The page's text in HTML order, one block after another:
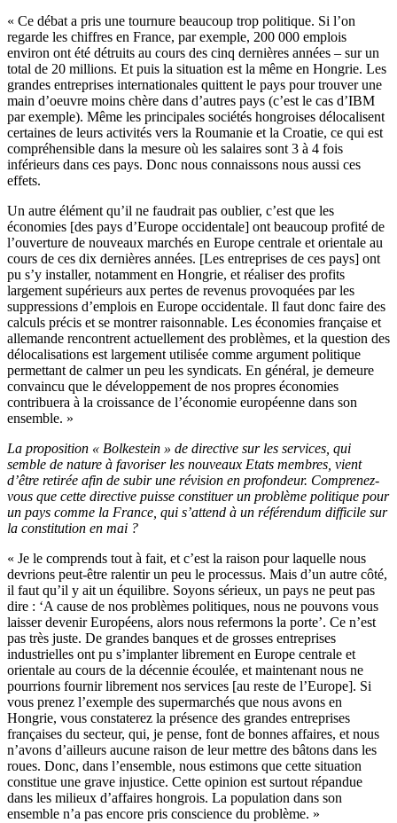
« Ce débat a pris une tournure beaucoup trop politique. Si l’on
regarde les chiffres en France, par exemple, 200 000 emplois
environ ont été détruits au cours des cinq dernières années – sur un
total de 20 millions. Et puis la situation est la même en Hongrie. Les
grandes entreprises internationales quittent le pays pour trouver une
main d’oeuvre moins chère dans d’autres pays (c’est le cas d’IBM
par exemple). Même les principales sociétés hongroises délocalisent
certaines de leurs activités vers la Roumanie et la Croatie, ce qui est
compréhensible dans la mesure où les salaires sont 3 à 4 fois
inférieurs dans ces pays. Donc nous connaissons nous aussi ces
effets.
Un autre élément qu’il ne faudrait pas oublier, c’est que les
économies [des pays d’Europe occidentale] ont beaucoup profité de
l’ouverture de nouveaux marchés en Europe centrale et orientale au
cours de ces dix dernières années. [Les entreprises de ces pays] ont
pu s’y installer, notamment en Hongrie, et réaliser des profits
largement supérieurs aux pertes de revenus provoquées par les
suppressions d’emplois en Europe occidentale. Il faut donc faire des
calculs précis et se montrer raisonnable. Les économies française et
allemande rencontrent actuellement des problèmes, et la question des
délocalisations est largement utilisée comme argument politique
permettant de calmer un peu les syndicats. En général, je demeure
convaincu que le développement de nos propres économies
contribuera à la croissance de l’économie européenne dans son
ensemble. »
La proposition « Bolkestein » de directive sur les services, qui
semble de nature à favoriser les nouveaux Etats membres, vient
d’être retirée afin de subir une révision en profondeur. Comprenez-
vous que cette directive puisse constituer un problème politique pour
un pays comme la France, qui s’attend à un référendum difficile sur
la constitution en mai ?
« Je le comprends tout à fait, et c’est la raison pour laquelle nous
devrions peut-être ralentir un peu le processus. Mais d’un autre côté,
il faut qu’il y ait un équilibre. Soyons sérieux, un pays ne peut pas
dire : ‘A cause de nos problèmes politiques, nous ne pouvons vous
laisser devenir Européens, alors nous refermons la porte’. Ce n’est
pas très juste. De grandes banques et de grosses entreprises
industrielles ont pu s’implanter librement en Europe centrale et
orientale au cours de la décennie écoulée, et maintenant nous ne
pourrions fournir librement nos services [au reste de l’Europe]. Si
vous prenez l’exemple des supermarchés que nous avons en
Hongrie, vous constaterez la présence des grandes entreprises
françaises du secteur, qui, je pense, font de bonnes affaires, et nous
n’avons d’ailleurs aucune raison de leur mettre des bâtons dans les
roues. Donc, dans l’ensemble, nous estimons que cette situation
constitue une grave injustice. Cette opinion est surtout répandue
dans les milieux d’affaires hongrois. La population dans son
ensemble n’a pas encore pris conscience du problème. »